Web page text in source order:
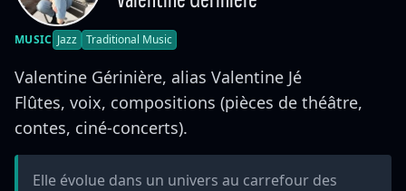
MUSIC Jazz Traditional Music
Valentine Gérinière, alias Valentine Jé
Flûtes, voix, compositions (pièces de théâtre,
contes, ciné-concerts).
Elle évolue dans un univers au carrefour des